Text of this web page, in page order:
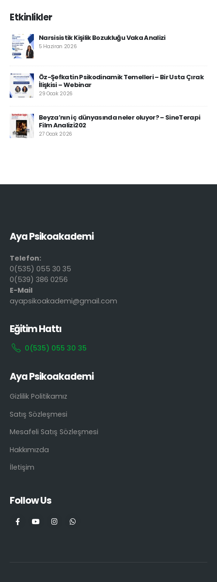
Etkinlikler
Narsisistik Kişilik Bozukluğu Vaka Analizi
5 Haziran 2026
Öz-Şefkatin Psikodinamik Temelleri – Bir Usta Çırak
İlişkisi – Webinar
29 Ocak 2026
Beyza’nın iç dünyasında neler oluyor? – SineTerapi
Film Analizi202
27 Ocak 2026
Aya Psikoakademi
Telefon:
0(535) 055 30 35
0(539) 386 0256
E-Mail
ayapsikoakademi@gmail.com
Eğitim Hattı
0(535) 055 30 35
Aya Psikoakademi
Gizlilik Politikamız
Satış Sözleşmesi
Mesafeli Satış Sözleşmesi
Hakkımızda
İletişim
Follow Us